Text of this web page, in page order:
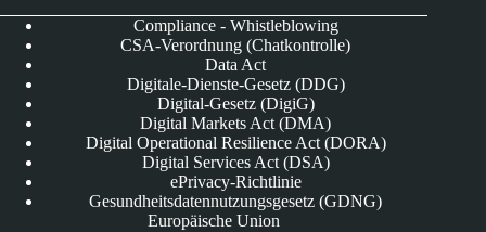
Compliance - Whistleblowing
CSA-Verordnung (Chatkontrolle)
Data Act
Digitale-Dienste-Gesetz (DDG)
Digital-Gesetz (DigiG)
Digital Markets Act (DMA)
Digital Operational Resilience Act (DORA)
Digital Services Act (DSA)
ePrivacy-Richtlinie
Gesundheitsdatennutzungsgesetz (GDNG)
Europäische Union